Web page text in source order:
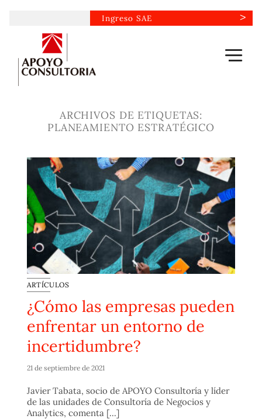
contenido
Ingreso SAE
ARCHIVOS DE ETIQUETAS:
PLANEAMIENTO ESTRATÉGICO
ARTÍCULOS
¿Cómo las empresas pueden
enfrentar un entorno de
incertidumbre?
21 de septiembre de 2021
Javier Tabata, socio de APOYO Consultoría y líder
de las unidades de Consultoría de Negocios y
Analytics, comenta [...]